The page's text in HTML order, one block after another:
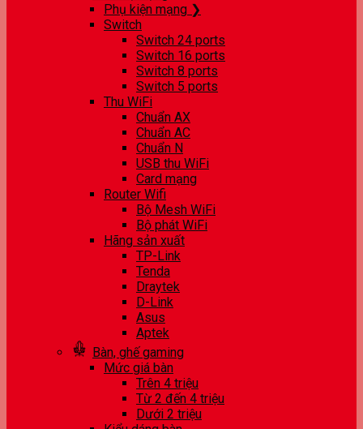
Phụ kiện mạng ❯
Switch
Switch 24 ports
Switch 16 ports
Switch 8 ports
Switch 5 ports
Thu WiFi
Chuẩn AX
Chuẩn AC
Chuẩn N
USB thu WiFi
Card mạng
Router Wifi
Bộ Mesh WiFi
Bộ phát WiFi
Hãng sản xuất
TP-Link
Tenda
Draytek
D-Link
Asus
Aptek
Bàn, ghế gaming
Mức giá bàn
Trên 4 triệu
Từ 2 đến 4 triệu
Dưới 2 triệu